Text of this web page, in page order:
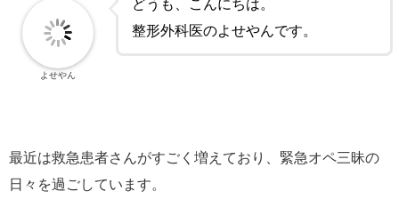
どうも、こんにちは。
整形外科医のよせやんです。
よせやん
最近は救急患者さんがすごく増えており、緊急オペ三昧の
日々を過ごしています。